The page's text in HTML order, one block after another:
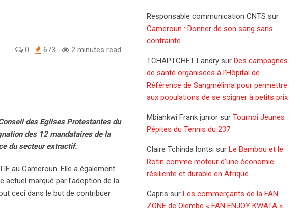
0 673 2 minutes read
des Eglises Protestantes du
des 12 mandataires de la
du secteur extractif.
au Cameroun. Elle a également
marqué par l’adoption de la
ceci dans le but de contribuer
Responsable communication CNTS sur
Cameroun : Donner de son sang sans
contrainte
TCHAPTCHET Landry sur Des campagnes
de santé organisées à l’Hôpital de
Référence de Sangmélima pour permettre
aux populations de se soigner à petits prix
Mbiankwi Frank junior sur Tournoi Jeunes
Pépites du Tennis du 237
Claire Tchinda lontsi sur Le Bambou et le
Rotin comme moteur d’une économie
résiliente et durable en Afrique
Capris sur Les commerçants de la FAN
ZONE de Olembe « FAN ENJOY KWATA »